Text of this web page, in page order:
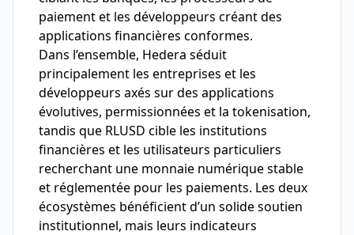
paiement et les développeurs créant des
applications financières conformes.
Dans l’ensemble, Hedera séduit
principalement les entreprises et les
développeurs axés sur des applications
évolutives, permissionnées et la tokenisation,
tandis que RLUSD cible les institutions
financières et les utilisateurs particuliers
recherchant une monnaie numérique stable
et réglementée pour les paiements. Les deux
écosystèmes bénéficient d’un solide soutien
institutionnel, mais leurs indicateurs